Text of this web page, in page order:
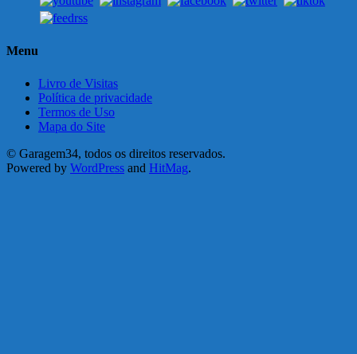
Menu
Livro de Visitas
Política de privacidade
Termos de Uso
Mapa do Site
© Garagem34, todos os direitos reservados.
Powered by WordPress and HitMag.